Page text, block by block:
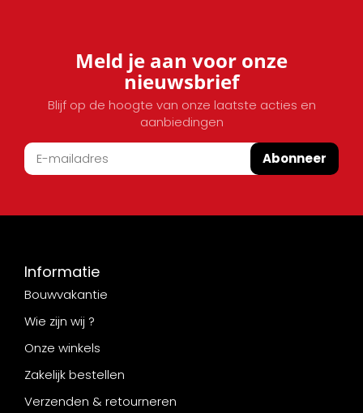
Meld je aan voor onze
nieuwsbrief
Blijf op de hoogte van onze laatste acties en
aanbiedingen
Abonneer
Informatie
Bouwvakantie
Wie zijn wij ?
Onze winkels
Zakelijk bestellen
Verzenden & retourneren